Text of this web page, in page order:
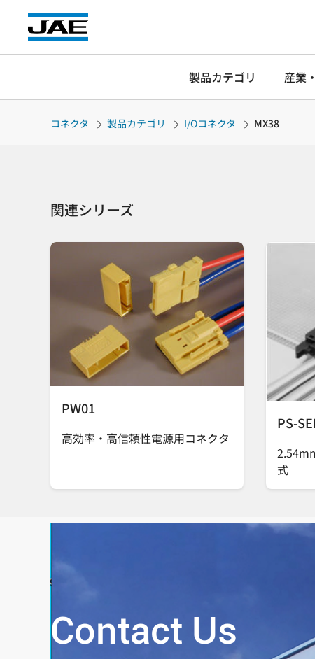
製品カテゴリ 産業
コネクタ 製品カテゴリ I/Oコネクタ MX38
関連シリーズ
PW01
高効率・高信頼性電源用コネクタ
PS-
式
Contact Us